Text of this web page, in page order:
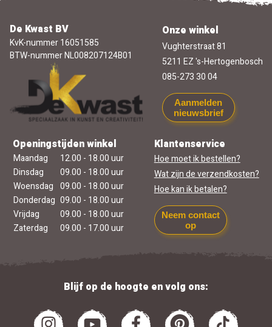
De Kwast BV
KvK-nummer 16051585
BTW-nummer NL008207124B01
Onze winkel
Vughterstraat 81
5211 EZ 's-Hertogenbosch
085-273 30 04
Aanmelden
nieuwsbrief
Openingstijden winkel
Maandag
12.00 - 18.00 uur
Dinsdag
09.00 - 18.00 uur
Woensdag 09.00 - 18.00 uur
Donderdag 09.00 - 18.00 uur
Vrijdag
09.00 - 18.00 uur
Zaterdag
09.00 - 17.00 uur
Klantenservice
Hoe moet ik bestellen?
Wat zijn de verzendkosten?
Hoe kan ik betalen?
Neem contact
op
Blijf op de hoogte en volg ons: